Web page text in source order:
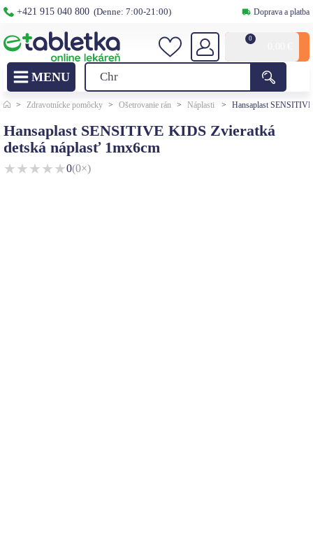
+421 915 040 800 (Denne: 7:00-21:00) Doprava a platba
0
> Zdravotnícke pomôcky > Ošetrovanie rán > Náplasti > Hansaplast
Hansaplast SENSITIVE KIDS Zvieratká
detská náplasť 1mx6cm
★★★★★0(0×)